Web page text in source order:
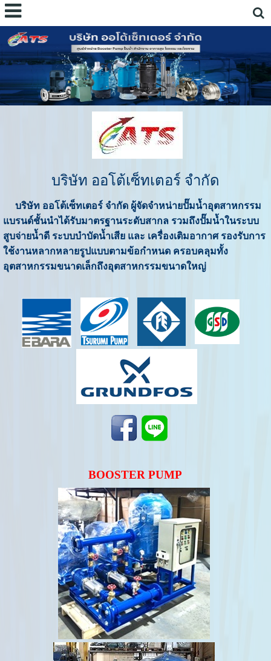
บริษัท ออโต้เซ็ทเตอร์ จำกัด
บริษัท ออโต้เซ็ทเตอร์ จำกัด ผู้จัดจำหน่ายปั๊มน้ำอุตสาหกรรม
แบรนด์ชั้นนำได้รับมาตรฐานระดับสากล รวมถึงปั๊มน้ำในระบบ
สูบจ่ายน้ำดี ระบบบำบัดน้ำเสีย และ เครื่องเติมอากาศ รองรับการ
ใช้งานหลากหลายรูปแบบตามข้อกำหนด ครอบคลุมทั้ง
อุตสาหกรรมขนาดเล็กถึงอุตสาหกรรมขนาดใหญ่
BOOSTER PUMP